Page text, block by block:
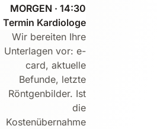
MORGEN · 14:30
Termin Kardiologe
Wir bereiten Ihre
Unterlagen vor: e-
card, aktuelle
Befunde, letzte
Röntgenbilder. Ist
die
Kostenübernahme